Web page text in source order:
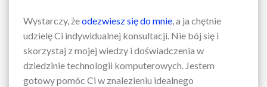
Wystarczy, żeodezwiesz się do mnie, a ja chętnie
udzielę Ci indywidualnej konsultacji. Nie bój się i
skorzystaj z mojej wiedzy i doświadczenia w
dziedzinie technologii komputerowych. Jestem
gotowy pomóc Ci w znalezieniu idealnego